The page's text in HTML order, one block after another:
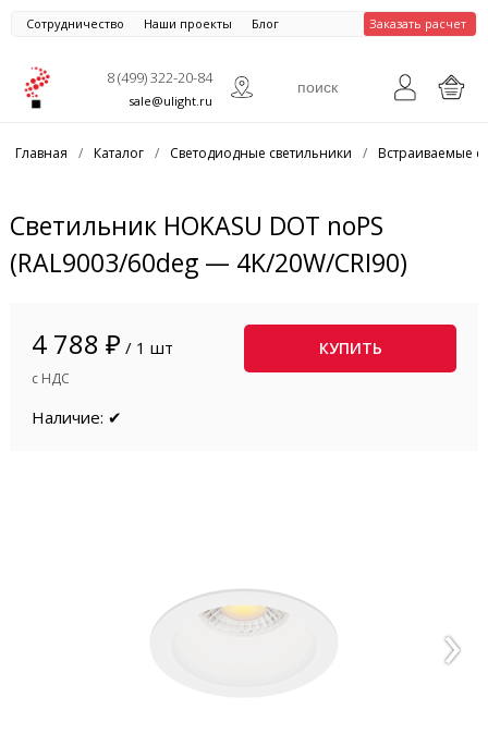
Сотрудничество Наши проекты Блог Заказать расчет
8 (499) 322-20-84
sale@ulight.ru
Главная / Каталог / Светодиодные светильники / Встраиваемые
Светильник HOKASU DOT noPS
(RAL9003/60deg — 4K/20W/CRI90)
4 788 ₽ / 1 шт
с НДС
КУПИТЬ
Наличие: ✔